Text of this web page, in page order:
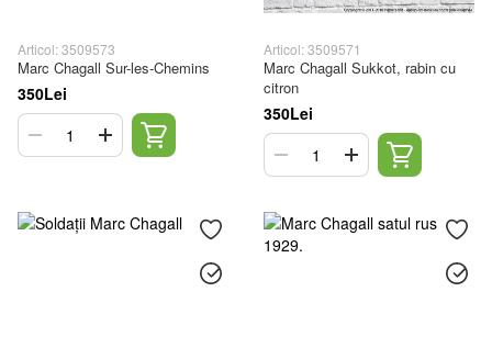
Articol: 3509573
Marc Chagall Sur-les-Chemins
350Lei
Articol: 3509571
Marc Chagall Sukkot, rabin cu
citron
350Lei